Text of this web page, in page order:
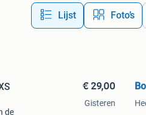
Lijst Foto’s
de
€ 29,00
Gisteren